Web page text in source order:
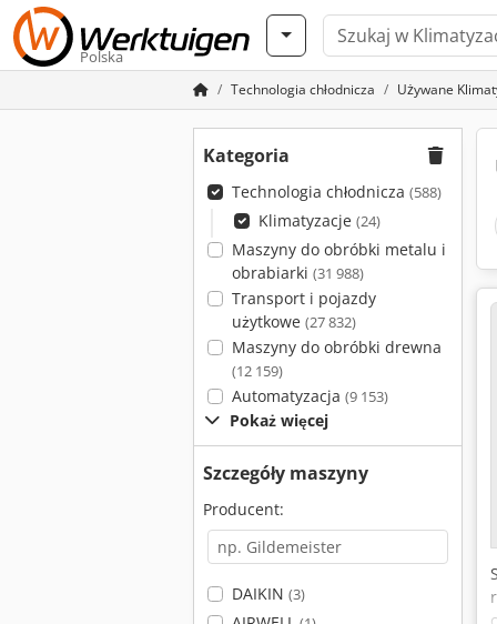
Polska
Technologia chłodnicza Używane
Kategoria
Technologia chłodnicza (588)
Klimatyzacje (24)
Maszyny do obróbki metalu i
obrabiarki (31 988)
Transport i pojazdy
użytkowe (27 832)
Maszyny do obróbki drewna
(12 159)
Automatyzacja (9 153)
Pokaż więcej
Szczegóły maszyny
Producent:
DAIKIN (3)